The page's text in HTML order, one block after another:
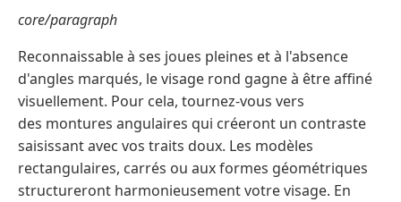
core/paragraph
Reconnaissable à ses joues pleines et à l'absence
d'angles marqués, le visage rond gagne à être affiné
visuellement. Pour cela, tournez-vous vers
des montures angulaires qui créeront un contraste
saisissant avec vos traits doux. Les modèles
rectangulaires, carrés ou aux formes géométriques
structureront harmonieusement votre visage. En